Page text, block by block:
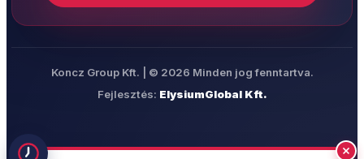
Koncz Group Kft. | © 2026 Minden jog fenntartva.
Fejlesztés: ElysiumGlobal Kft.